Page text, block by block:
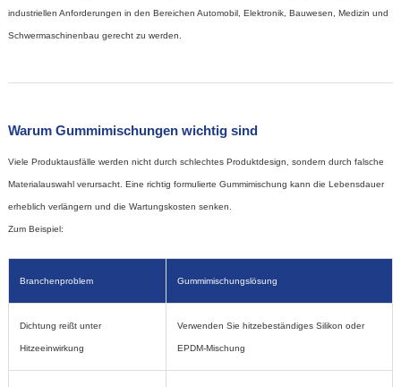
industriellen Anforderungen in den Bereichen Automobil, Elektronik, Bauwesen, Medizin und
Schwermaschinenbau gerecht zu werden.
Warum Gummimischungen wichtig sind
Viele Produktausfälle werden nicht durch schlechtes Produktdesign, sondern durch falsche
Materialauswahl verursacht. Eine richtig formulierte Gummimischung kann die Lebensdauer
erheblich verlängern und die Wartungskosten senken.
Zum Beispiel:
Branchenproblem Gummimischungslösung
Dichtung reißt unter
Hitzeeinwirkung
Verwenden Sie hitzebeständiges Silikon oder
EPDM-Mischung